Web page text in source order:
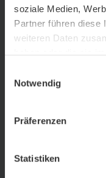
soziale Medien,
Partner führen diese
weiteren Daten
haben oder die sie
Notwendig
Präferenzen
Statistiken
nächster Eintrag V